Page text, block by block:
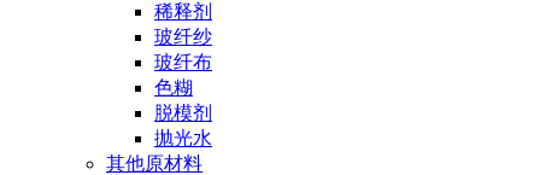
稀释剂
玻纤纱
玻纤布
色糊
脱模剂
抛光水
其他原材料